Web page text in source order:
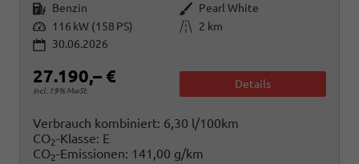
Kraftstoff Benzin Außenfarbe Pearl White
Leistung 116 kW (158 PS) Kilometerstand
2 km
30.06.2026
27.190,– €
incl. 19% MwSt.
Details
Verbrauch kombiniert: 6,30 l/100km
CO2-Klasse: E
CO2-Emissionen: 141,00 g/km